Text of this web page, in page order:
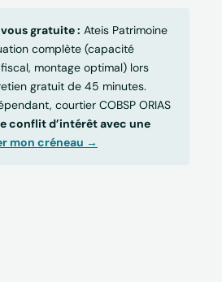
gratuite : Ateis Patrimoine
complète (capacité
montage optimal) lors
gratuit de 45 minutes.
courtier COBSP ORIAS
conflit d’intérêt avec une
mon créneau →